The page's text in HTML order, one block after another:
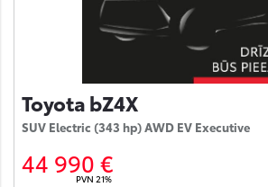
Toyota bZ4X
SUV Electric (343 hp) AWD EV Executive
44 990 €
PVN 21%